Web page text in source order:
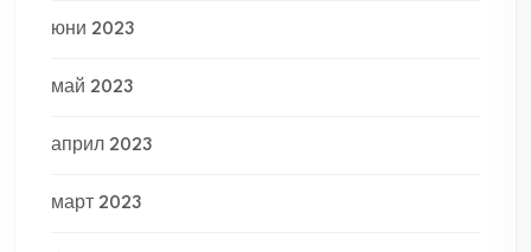
юни 2023
май 2023
април 2023
март 2023